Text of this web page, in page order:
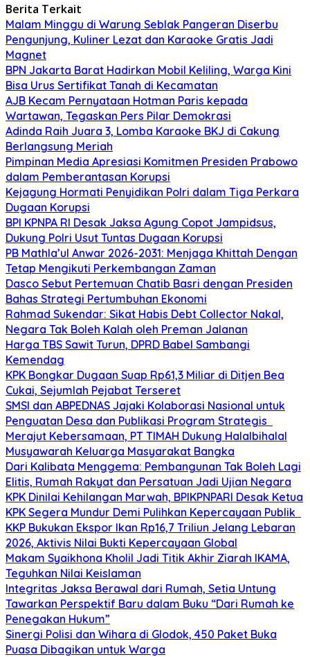
Berita Terkait
Malam Minggu di Warung Seblak Pangeran Diserbu
Pengunjung, Kuliner Lezat dan Karaoke Gratis Jadi
Magnet
BPN Jakarta Barat Hadirkan Mobil Keliling, Warga Kini
Bisa Urus Sertifikat Tanah di Kecamatan
AJB Kecam Pernyataan Hotman Paris kepada
Wartawan, Tegaskan Pers Pilar Demokrasi
Adinda Raih Juara 3, Lomba Karaoke BKJ di Cakung
Berlangsung Meriah
Pimpinan Media Apresiasi Komitmen Presiden Prabowo
dalam Pemberantasan Korupsi
Kejagung Hormati Penyidikan Polri dalam Tiga Perkara
Dugaan Korupsi
BPI KPNPA RI Desak Jaksa Agung Copot Jampidsus,
Dukung Polri Usut Tuntas Dugaan Korupsi
PB Mathla’ul Anwar 2026-2031: Menjaga Khittah Dengan
Tetap Mengikuti Perkembangan Zaman
Dasco Sebut Pertemuan Chatib Basri dengan Presiden
Bahas Strategi Pertumbuhan Ekonomi
Rahmad Sukendar: Sikat Habis Debt Collector Nakal,
Negara Tak Boleh Kalah oleh Preman Jalanan
Harga TBS Sawit Turun, DPRD Babel Sambangi
Kemendag
KPK Bongkar Dugaan Suap Rp61,3 Miliar di Ditjen Bea
Cukai, Sejumlah Pejabat Terseret
SMSI dan ABPEDNAS Jajaki Kolaborasi Nasional untuk
Penguatan Desa dan Publikasi Program Strategis
Merajut Kebersamaan, PT TIMAH Dukung Halalbihalal
Musyawarah Keluarga Masyarakat Bangka
Dari Kalibata Menggema: Pembangunan Tak Boleh Lagi
Elitis, Rumah Rakyat dan Persatuan Jadi Ujian Negara
KPK Dinilai Kehilangan Marwah, BPIKPNPARI Desak Ketua
KPK Segera Mundur Demi Pulihkan Kepercayaan Publik
KKP Bukukan Ekspor Ikan Rp16,7 Triliun Jelang Lebaran
2026, Aktivis Nilai Bukti Kepercayaan Global
Makam Syaikhona Kholil Jadi Titik Akhir Ziarah IKAMA,
Teguhkan Nilai Keislaman
Integritas Jaksa Berawal dari Rumah, Setia Untung
Tawarkan Perspektif Baru dalam Buku “Dari Rumah ke
Penegakan Hukum”
Sinergi Polisi dan Wihara di Glodok, 450 Paket Buka
Puasa Dibagikan untuk Warga